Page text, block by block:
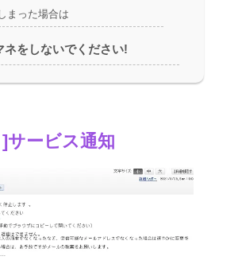
まった場合は
ネをしないでください!
サービス通知